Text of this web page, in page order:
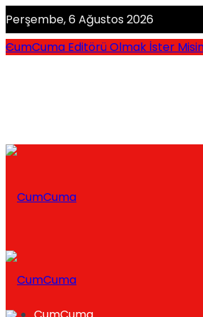
Perşembe, 6 Ağustos 2026
CumCuma Editörü Olmak İster